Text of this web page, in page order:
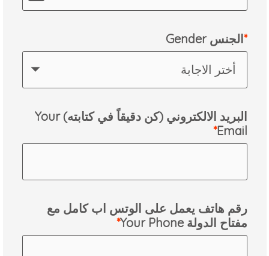
Gender الجنس
أختر الاجابة
البريد الالكتروني (كن دقيقاً في كتابته) Your
Email
رقم هاتف يعمل على الوتس اب كامل مع
مفتاح الدولة Your Phone